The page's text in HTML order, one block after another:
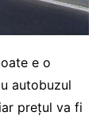
e o
autobuzul
prețul va fi